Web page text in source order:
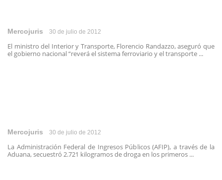
Mercojuris 30 de julio de 2012
El ministro del Interior y Transporte, Florencio Randazzo, aseguró que
el gobierno nacional “reverá el sistema ferroviario y el transporte ...
Mercojuris 30 de julio de 2012
La Administración Federal de Ingresos Públicos (AFIP), a través de la
Aduana, secuestró 2.721 kilogramos de droga en los primeros ...